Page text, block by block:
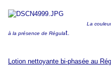
La couleur un peu trouble
à la présence de Régulat.
Lotion nettoyante bi-phasée au